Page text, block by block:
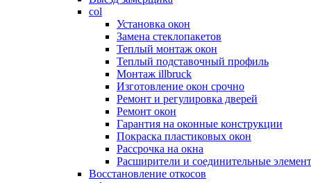
col
Установка окон
Замена стеклопакетов
Теплый монтаж окон
Теплый подставочный профиль
Монтаж illbruck
Изготовление окон срочно
Ремонт и регулировка дверей
Ремонт окон
Гарантия на оконные конструкции
Покраска пластиковых окон
Рассрочка на окна
Расширители и соединительные
Восстановление откосов